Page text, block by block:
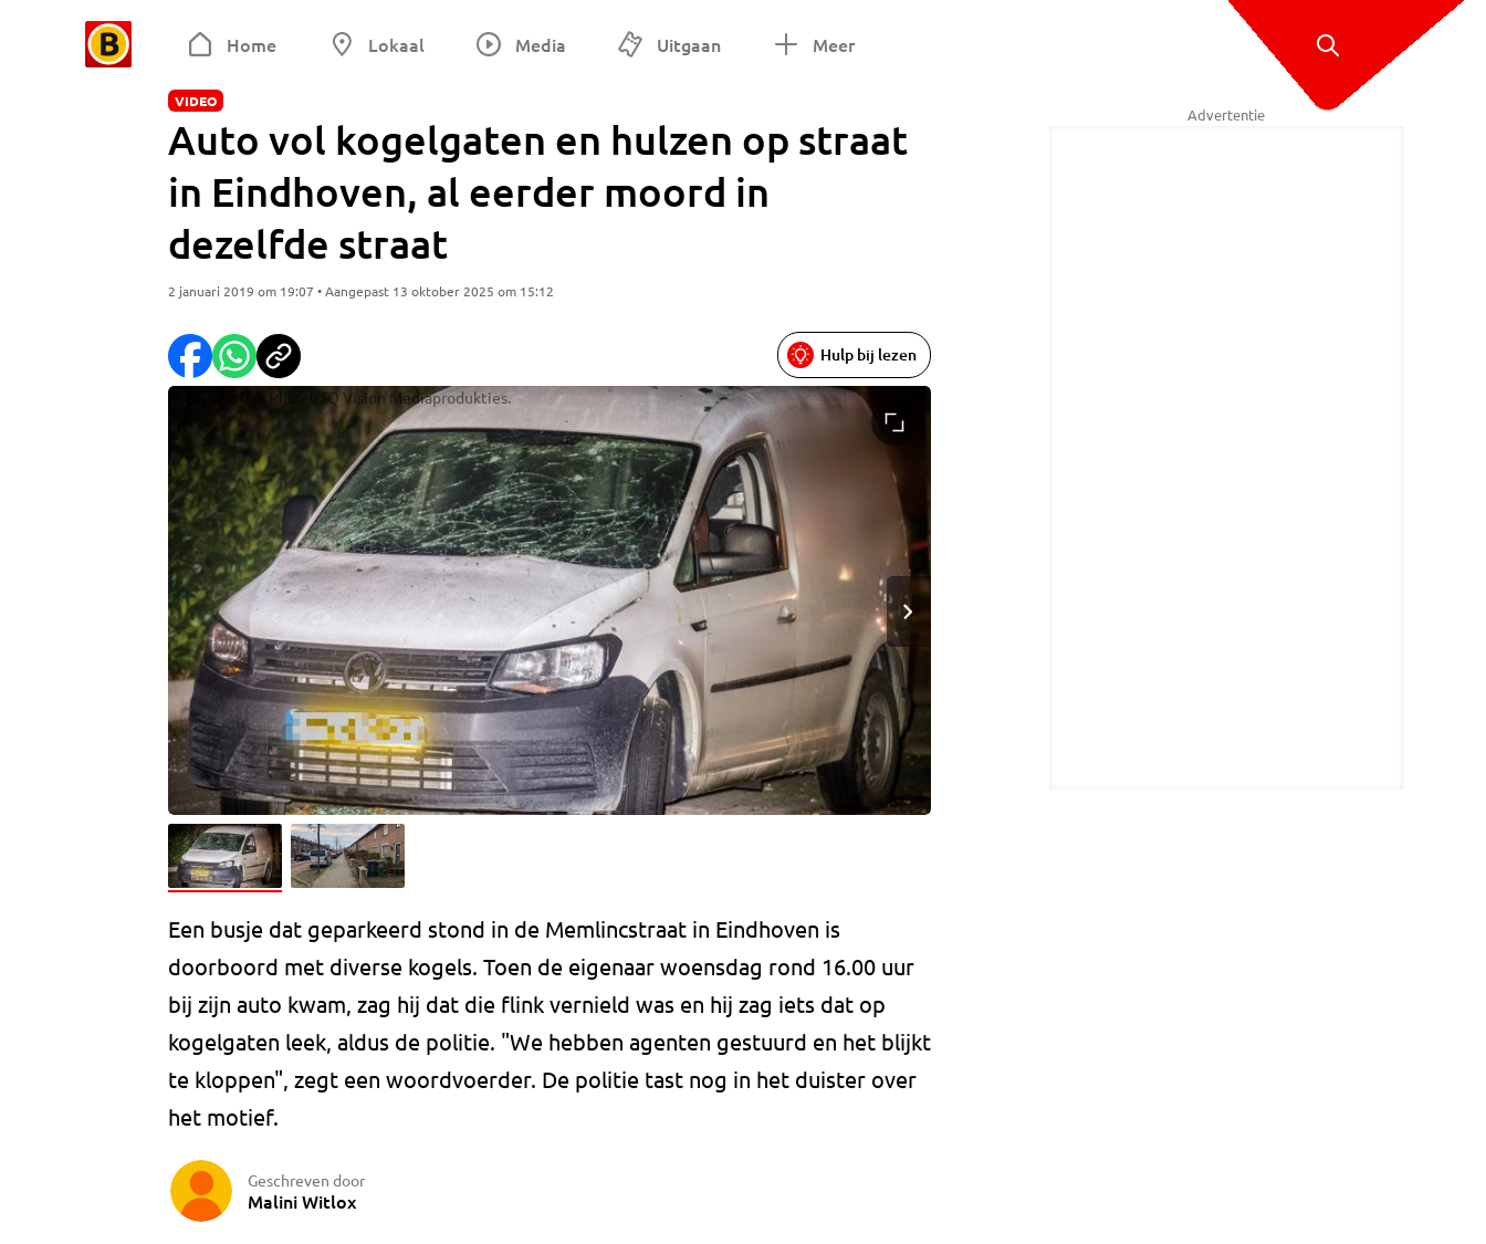
Home Lokaal Media Uitgaan Meer
VIDEO
Auto vol kogelgaten en hulzen op straat
in Eindhoven, al eerder moord in
dezelfde straat
2 januari 2019 om 19:07 • Aangepast 13 oktober 2025 om 15:12
Foto: Sem van Rijssel/SQ Vision Mediaprodukties.
Hulp bij lezen
Een busje dat geparkeerd stond in de Memlincstraat in Eindhoven is
doorboord met diverse kogels. Toen de eigenaar woensdag rond 16.00 uur
bij zijn auto kwam, zag hij dat die flink vernield was en hij zag iets dat op
kogelgaten leek, aldus de politie. "We hebben agenten gestuurd en het blijkt
te kloppen", zegt een woordvoerder. De politie tast nog in het duister over
het motief.
Geschreven door
Malini Witlox
Advertentie